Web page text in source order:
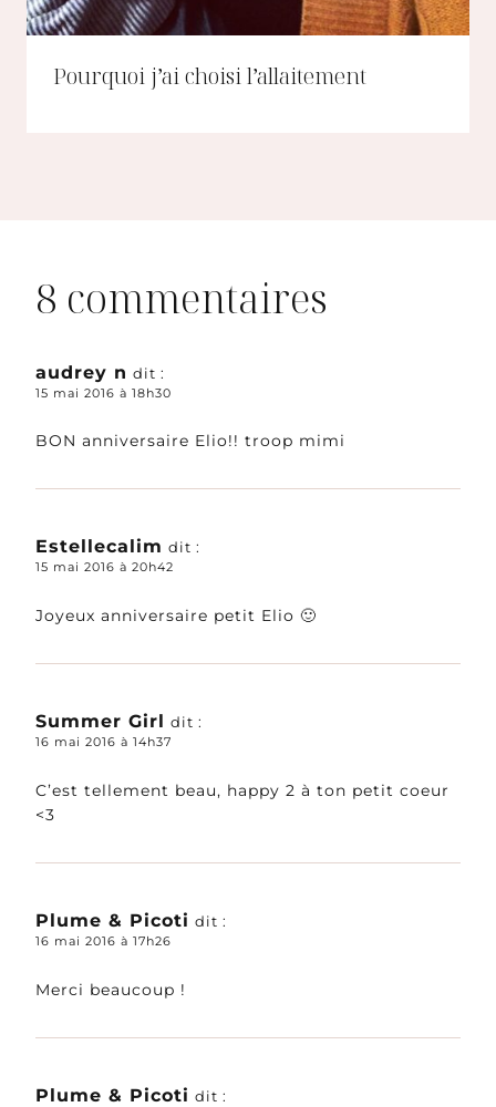
Pourquoi j’ai choisi l’allaitement
8 commentaires
audrey n dit :
15 mai 2016 à 18h30
BON anniversaire Elio!! troop mimi
Estellecalim dit :
15 mai 2016 à 20h42
Joyeux anniversaire petit Elio 🙂
Summer Girl dit :
16 mai 2016 à 14h37
C’est tellement beau, happy 2 à ton petit coeur
<3
Plume & Picoti dit :
16 mai 2016 à 17h26
Merci beaucoup !
Plume & Picoti dit :